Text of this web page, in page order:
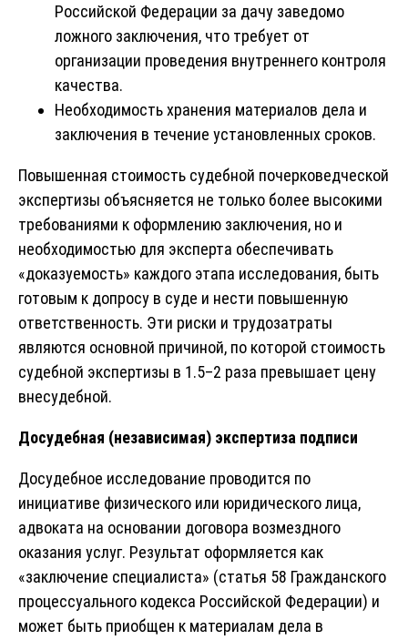
Российской Федерации за дачу заведомо
ложного заключения, что требует от
организации проведения внутреннего контроля
качества.
Необходимость хранения материалов дела и
заключения в течение установленных сроков.
Повышенная стоимость судебной почерковедческой
экспертизы объясняется не только более высокими
требованиями к оформлению заключения, но и
необходимостью для эксперта обеспечивать
«доказуемость» каждого этапа исследования, быть
готовым к допросу в суде и нести повышенную
ответственность. Эти риски и трудозатраты
являются основной причиной, по которой стоимость
судебной экспертизы в 1.5–2 раза превышает цену
внесудебной.
Досудебная (независимая) экспертиза подписи
Досудебное исследование проводится по
инициативе физического или юридического лица,
адвоката на основании договора возмездного
оказания услуг. Результат оформляется как
«заключение специалиста» (статья 58 Гражданского
процессуального кодекса Российской Федерации) и
может быть приобщен к материалам дела в